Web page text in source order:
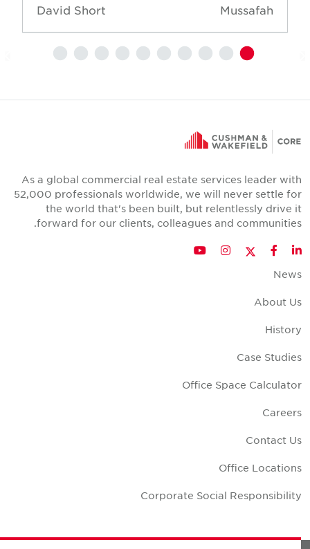
Mussafah
David Short
As a global commercial real estate services leader with
52,000 professionals worldwide, we will never settle for
the world that's been built, but relentlessly drive it
forward for our clients, colleagues and communities.
LinkedIn
Facebook
Twitter
Instagram
YouTube
News
About Us
History
Case Studies
Office Space Calculator
Careers
Contact Us
Office Locations
Corporate Social Responsibility